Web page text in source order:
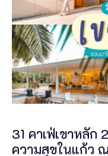
31 คาเฟ่เขาหลัก
ความสุขในแก้ว